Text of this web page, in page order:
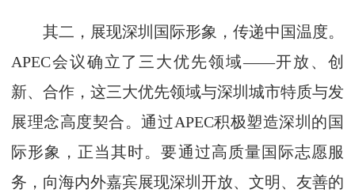
其二，展现深圳国际形象，传递中国温度。
APEC会议确立了三大优先领域——开放、创
新、合作，这三大优先领域与深圳城市特质与发
展理念高度契合。通过APEC积极塑造深圳的国
际形象，正当其时。要通过高质量国际志愿服
务，向海内外嘉宾展现深圳开放、文明、友善的